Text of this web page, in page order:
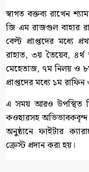
স্বাগত বক্তব্য রাখেন
জি এম রাজগুল বাহার
বেল্ট প্রাপ্তদের মধ্যে
রাহাত, ৩য় তৈয়েব,
মেহেতাজ, ৭ম নিলয় ও
প্রাপ্তদের মধ্যে ১ম
এ সময় আরও উপস্থিত
কওছারসহ
অনুষ্ঠানে ফাইটার
ক্রেস্ট প্রদান করা হয়।